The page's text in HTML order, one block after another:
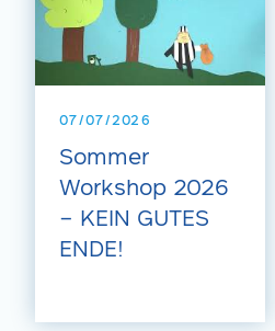
07/07/2026
Sommer
Workshop 2026
– KEIN GUTES
ENDE!